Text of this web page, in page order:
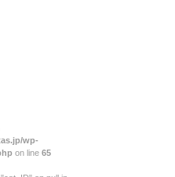
wp-
on line 65